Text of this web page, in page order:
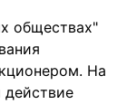
обществах"
На
действие